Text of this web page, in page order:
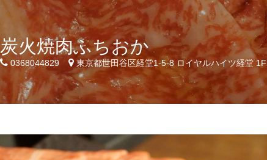
炭火焼肉ふちおか
0368044829 東京都世田谷区経堂1-5-8 ロイヤルハイツ経堂 1F